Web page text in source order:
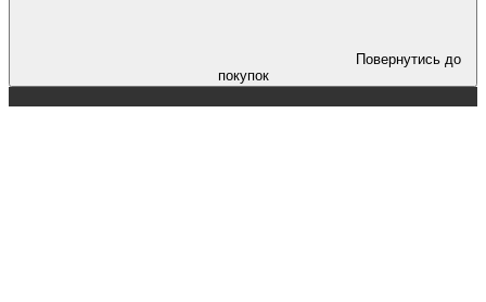
Повернутись до
покупок